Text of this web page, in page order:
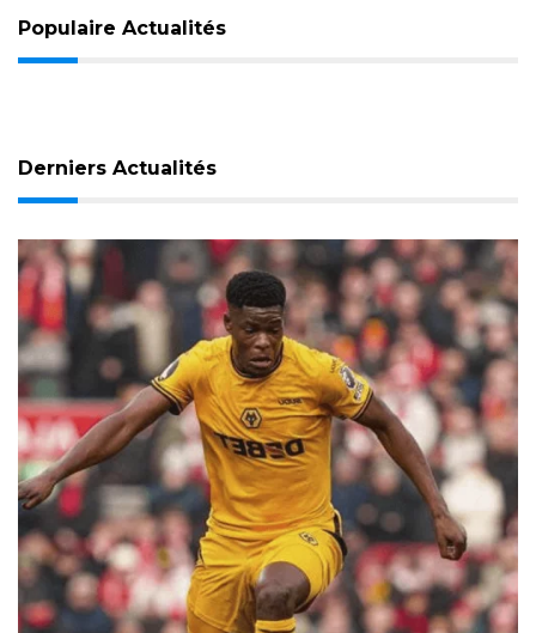
Populaire Actualités
Derniers Actualités